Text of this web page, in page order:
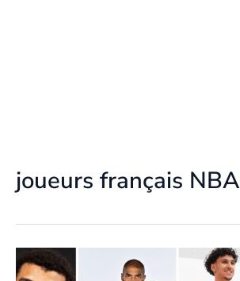
joueurs français NBA